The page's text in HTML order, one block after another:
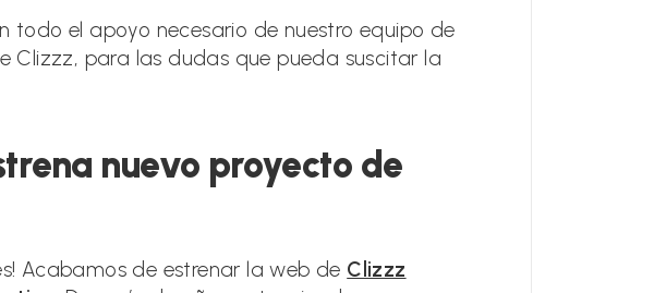
todo el apoyo necesario de nuestro equipo de
Clizzz, para las dudas que pueda suscitar la
nuevo proyecto de
Acabamos de estrenar la web de Clizzz